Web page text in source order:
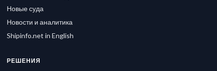
Новые суда
Новости и аналитика
Shipinfo.net in English
РЕШЕНИЯ